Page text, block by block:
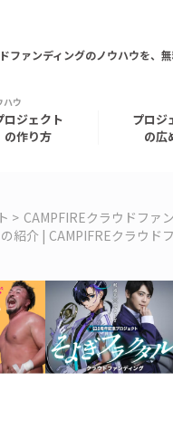
ファンディングのノウハウを、
ロジェクト
の作り方
プロジ
の広
CAMPFIREクラウドファ
紹介 | CAMPIFREクラウド